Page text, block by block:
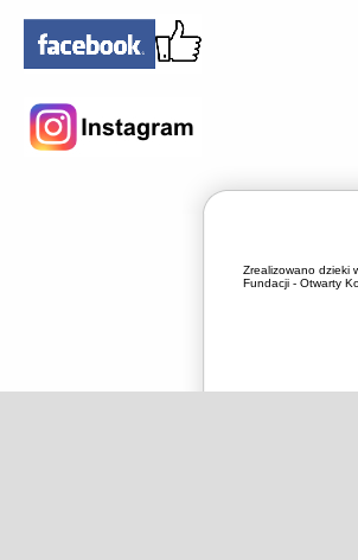
Zrealizowano dzieki
Fundacji - Otwarty